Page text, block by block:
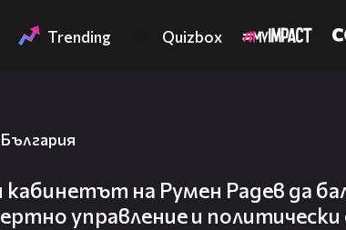
Trending Quizbox
кабинетът на Румен Радев да
управление и политически